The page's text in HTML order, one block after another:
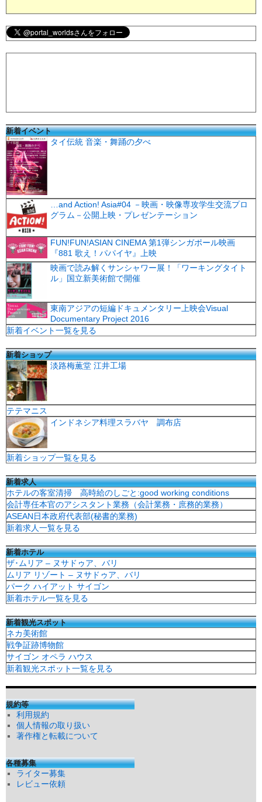
新着イベント
タイ伝統 音楽・舞踊の夕べ
…and Action! Asia#04 －映画・映像専攻学生交流プロ
グラム－公開上映・プレゼンテーション
FUN!FUN!ASIAN CINEMA 第1弾シンガポール映画
『881 歌え！パパイヤ』上映
映画で読み解くサンシャワー展！「ワーキングタイト
ル」国立新美術館で開催
東南アジアの短編ドキュメンタリー上映会Visual
Documentary Project 2016
新着イベント一覧を見る
新着ショップ
淡路梅薫堂 江井工場
テテマニス
インドネシア料理スラバヤ 調布店
新着ショップ一覧を見る
新着求人
ホテルの客室清掃 高時給のしごと:good working conditions
会計専任本官のアシスタント業務（会計業務・庶務的業務）
ASEAN日本政府代表部(秘書的業務)
新着求人一覧を見る
新着ホテル
ザ･ムリア – ヌサドゥア、バリ
ムリア リゾート – ヌサドゥア、バリ
パーク ハイアット サイゴン
新着ホテル一覧を見る
新着観光スポット
ネカ美術館
戦争証跡博物館
サイゴン オペラ ハウス
新着観光スポット一覧を見る
規約等
利用規約
個人情報の取り扱い
著作権と転載について
各種募集
ライター募集
レビュー依頼